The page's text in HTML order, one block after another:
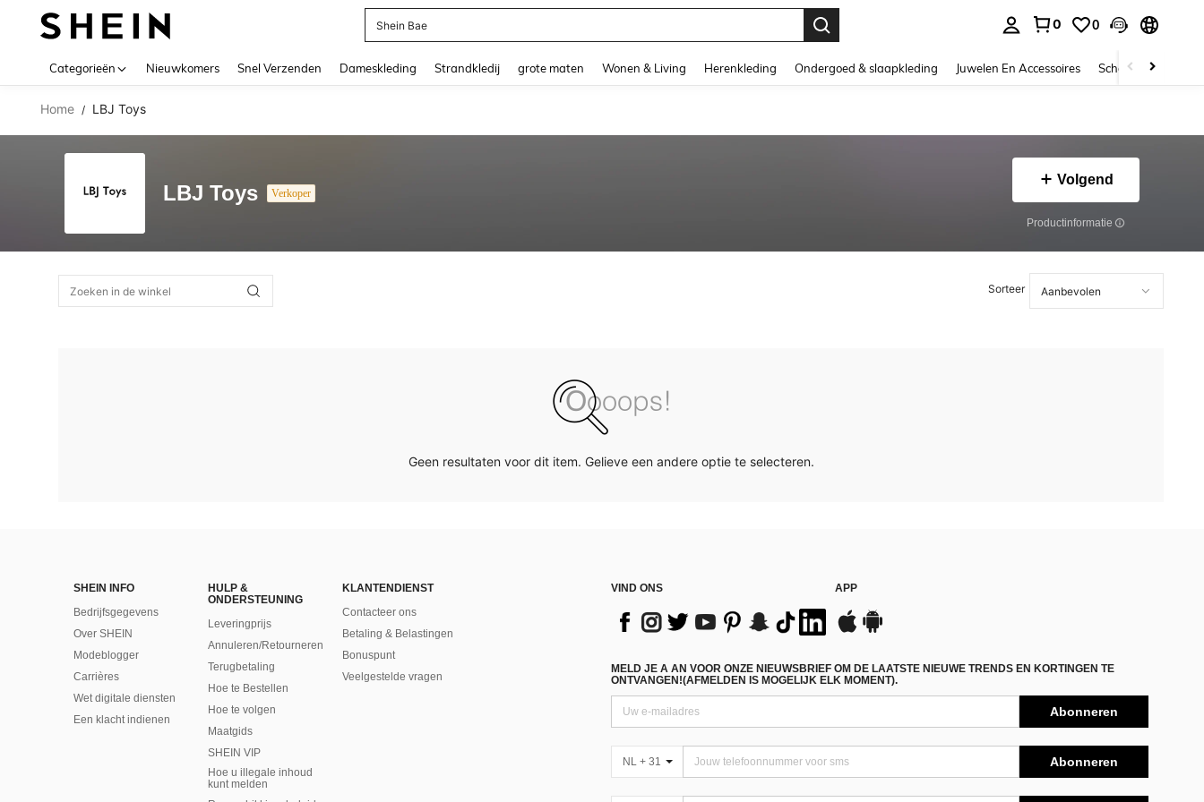
Shein Bae
0 0
Categorieën Nieuwkomers Snel Verzenden Dameskleding Strandkledij grote maten Wonen & Living Herenkleding Ondergoed & slaapkleding Juwelen En Accessoires Schoonheid &
Home / LBJ Toys
LBJ Toys Verkoper
Volgend
Productinformatie
Sorteer
Geen resultaten voor dit item. Gelieve een andere optie te selecteren.
SHEIN INFO
Bedrijfsgegevens
Over SHEIN
Modeblogger
Carrières
Wet digitale diensten
Een klacht indienen
HULP &
ONDERSTEUNING
Leveringprijs
Annuleren/Retourneren
Terugbetaling
Hoe te Bestellen
Hoe te volgen
Maatgids
SHEIN VIP
Hoe u illegale inhoud
kunt melden
KLANTENDIENST
Contacteer ons
Betaling & Belastingen
Bonuspunt
Veelgestelde vragen
VIND ONS APP
MELD JE A AN VOOR ONZE NIEUWSBRIEF OM DE LAATSTE NIEUWE TRENDS EN KORTINGEN TE
ONTVANGEN!(AFMELDEN IS MOGELIJK ELK MOMENT).
Abonneren
NL + 31 Abonneren